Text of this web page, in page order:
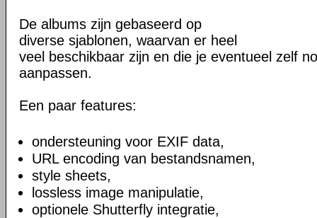
De albums zijn gebaseerd op
diverse sjablonen, waarvan er heel
veel beschikbaar zijn en die je eventueel zelf
aanpassen.
Een paar features:
ondersteuning voor EXIF data,
URL encoding van bestandsnamen,
style sheets,
lossless image manipulatie,
optionele Shutterfly integratie,